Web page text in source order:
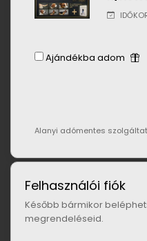
Ajándékba adom
Alanyi adómentes
Felhasználói fiók
Később bármikor
megrendeléseid.